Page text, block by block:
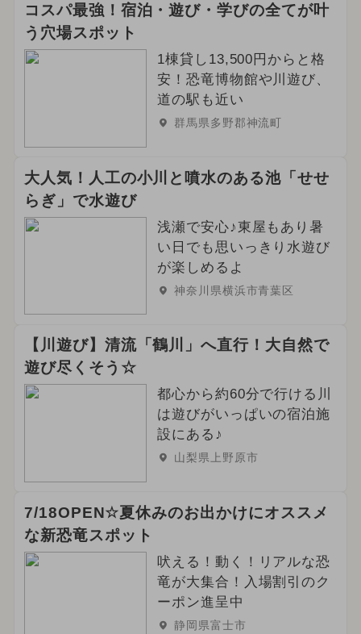
コスパ最強！宿泊・遊び・学びの全てが叶
う穴場スポット
1棟貸し13,500円からと格
安！恐竜博物館や川遊び、
道の駅も近い
群馬県多野郡神流町
大人気！人工の小川と噴水のある池「せせ
らぎ」で水遊び
浅瀬で安心♪東屋もあり暑
い日でも思いっきり水遊び
が楽しめるよ
神奈川県横浜市青葉区
【川遊び】清流「鶴川」へ直行！大自然で
遊び尽くそう☆
都心から約60分で行ける川
は遊びがいっぱいの宿泊施
設にある♪
山梨県上野原市
7/18OPEN☆夏休みのお出かけにオススメ
な新恐竜スポット
吠える！動く！リアルな恐
竜が大集合！入場割引のク
ーポン進呈中
静岡県富士市